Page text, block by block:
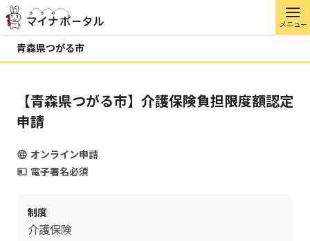
メニュー
青森県つがる市
【青森県つがる市】介護保険負担限度額認定
申請
オンライン申請
電子署名必須
制度
介護保険